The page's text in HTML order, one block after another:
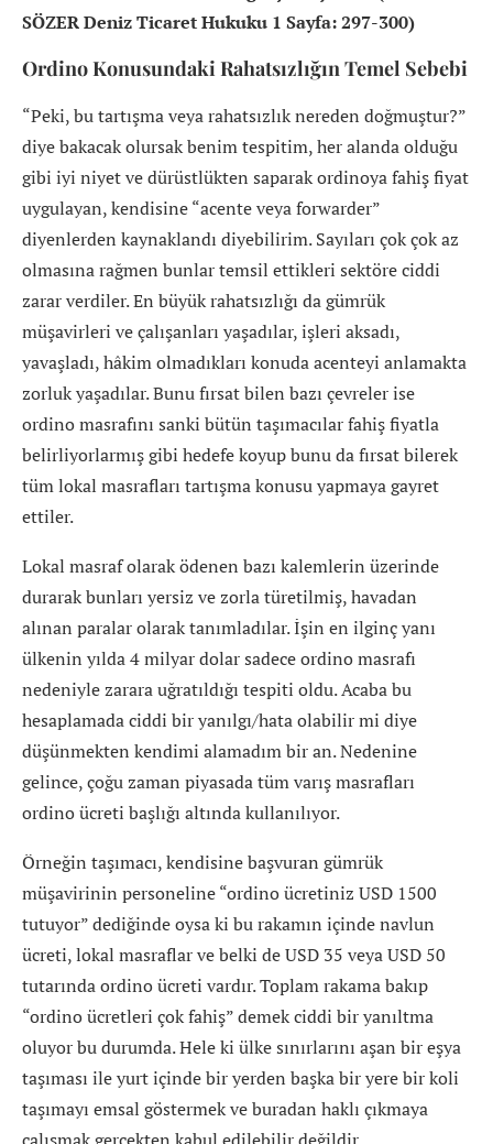
SÖZER Deniz Ticaret Hukuku 1 Sayfa: 297-300)
Ordino Konusundaki Rahatsızlığın Temel Sebebi
“Peki, bu tartışma veya rahatsızlık nereden doğmuştur?”
diye bakacak olursak benim tespitim, her alanda olduğu
gibi iyi niyet ve dürüstlükten saparak ordinoya fahiş fiyat
uygulayan, kendisine “acente veya forwarder”
diyenlerden kaynaklandı diyebilirim. Sayıları çok çok az
olmasına rağmen bunlar temsil ettikleri sektöre ciddi
zarar verdiler. En büyük rahatsızlığı da gümrük
müşavirleri ve çalışanları yaşadılar, işleri aksadı,
yavaşladı, hâkim olmadıkları konuda acenteyi anlamakta
zorluk yaşadılar. Bunu fırsat bilen bazı çevreler ise
ordino masrafını sanki bütün taşımacılar fahiş fiyatla
belirliyorlarmış gibi hedefe koyup bunu da fırsat bilerek
tüm lokal masrafları tartışma konusu yapmaya gayret
ettiler.
Lokal masraf olarak ödenen bazı kalemlerin üzerinde
durarak bunları yersiz ve zorla türetilmiş, havadan
alınan paralar olarak tanımladılar. İşin en ilginç yanı
ülkenin yılda 4 milyar dolar sadece ordino masrafı
nedeniyle zarara uğratıldığı tespiti oldu. Acaba bu
hesaplamada ciddi bir yanılgı/hata olabilir mi diye
düşünmekten kendimi alamadım bir an. Nedenine
gelince, çoğu zaman piyasada tüm varış masrafları
ordino ücreti başlığı altında kullanılıyor.
Örneğin taşımacı, kendisine başvuran gümrük
müşavirinin personeline “ordino ücretiniz USD 1500
tutuyor” dediğinde oysa ki bu rakamın içinde navlun
ücreti, lokal masraflar ve belki de USD 35 veya USD 50
tutarında ordino ücreti vardır. Toplam rakama bakıp
“ordino ücretleri çok fahiş” demek ciddi bir yanıltma
oluyor bu durumda. Hele ki ülke sınırlarını aşan bir eşya
taşıması ile yurt içinde bir yerden başka bir yere bir koli
taşımayı emsal göstermek ve buradan haklı çıkmaya